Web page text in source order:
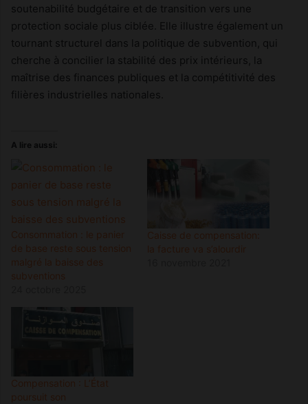
soutenabilité budgétaire et de transition vers une
protection sociale plus ciblée. Elle illustre également un
tournant structurel dans la politique de subvention, qui
cherche à concilier la stabilité des prix intérieurs, la
maîtrise des finances publiques et la compétitivité des
filières industrielles nationales.
A lire aussi:
Consommation : le panier
de base reste sous tension
malgré la baisse des
subventions
Caisse de compensation:
la facture va s’alourdir
Compensation : L’État
poursuit son